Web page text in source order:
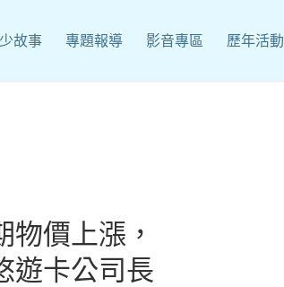
故事 專題報導 影音專區 歷年活動
價上漲，
遊卡公司長